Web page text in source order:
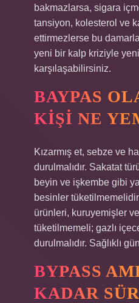
bakmazlarsa, sigara
tansiyon, kolesterol ve
ettirmezlerse bu
yeni bir kalp kriziyle
karşılaşabilirsiniz.
BAYPAS
KIŞI NE
Kızarmış et, sebze ve
durulmalıdır. Sakatat
beyin ve işkembe gibi
besinler
ürünleri, kuruyemişler
tüketilmemeli; gazlı
durulmalıdır. Sağlıklı
BYPASS
KADAR